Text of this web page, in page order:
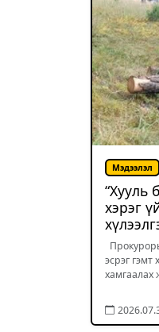
Мэдээлэл
“Хууль
хэрэг
эсрэг гэмт